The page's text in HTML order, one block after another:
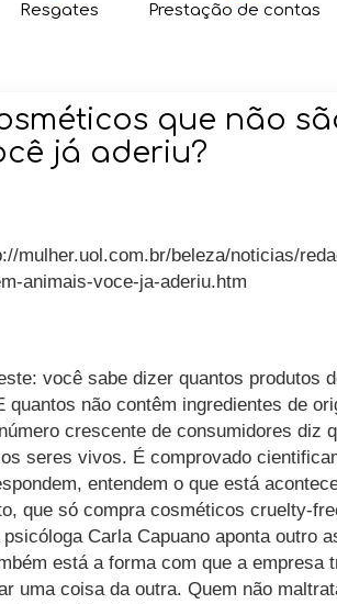
Resgates Prestação de contas
que não
já aderiu?
mulher.uol.com.br/beleza/noticias/
animais-voce-ja-aderiu.htm
você sabe dizer quantos produtos
quantos não contêm ingredientes de
crescente de consumidores diz
seres vivos. É comprovado
entendem o que está
que só compra cosméticos cruelty-
Carla Capuano aponta outro
está a forma com que a empresa
uma coisa da outra. Quem não